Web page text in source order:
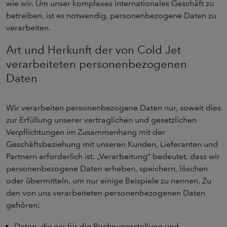
wie wir. Um unser komplexes internationales Geschäft zu
betreiben, ist es notwendig, personenbezogene Daten zu
verarbeiten.
Art und Herkunft der von Cold Jet
verarbeiteten personenbezogenen
Daten
Wir verarbeiten personenbezogene Daten nur, soweit dies
zur Erfüllung unserer vertraglichen und gesetzlichen
Verpflichtungen im Zusammenhang mit der
Geschäftsbeziehung mit unseren Kunden, Lieferanten und
Partnern erforderlich ist. „Verarbeitung“ bedeutet, dass wir
personenbezogene Daten erheben, speichern, löschen
oder übermitteln, um nur einige Beispiele zu nennen. Zu
den von uns verarbeiteten personenbezogenen Daten
gehören: